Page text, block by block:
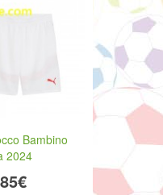
Bambino
2024